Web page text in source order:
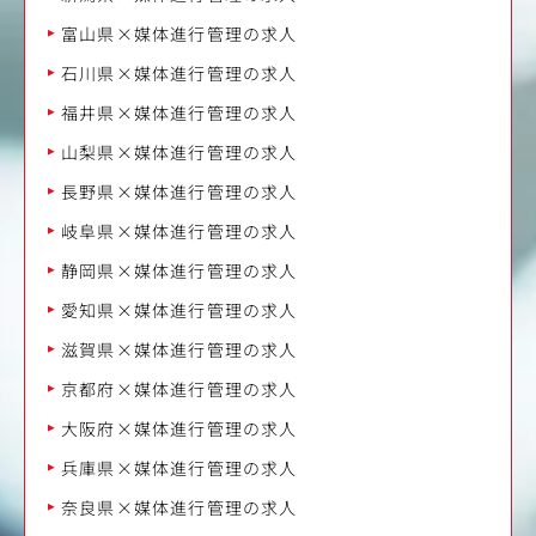
富山県×媒体進行管理の求人
石川県×媒体進行管理の求人
福井県×媒体進行管理の求人
山梨県×媒体進行管理の求人
長野県×媒体進行管理の求人
岐阜県×媒体進行管理の求人
静岡県×媒体進行管理の求人
愛知県×媒体進行管理の求人
滋賀県×媒体進行管理の求人
京都府×媒体進行管理の求人
大阪府×媒体進行管理の求人
兵庫県×媒体進行管理の求人
奈良県×媒体進行管理の求人